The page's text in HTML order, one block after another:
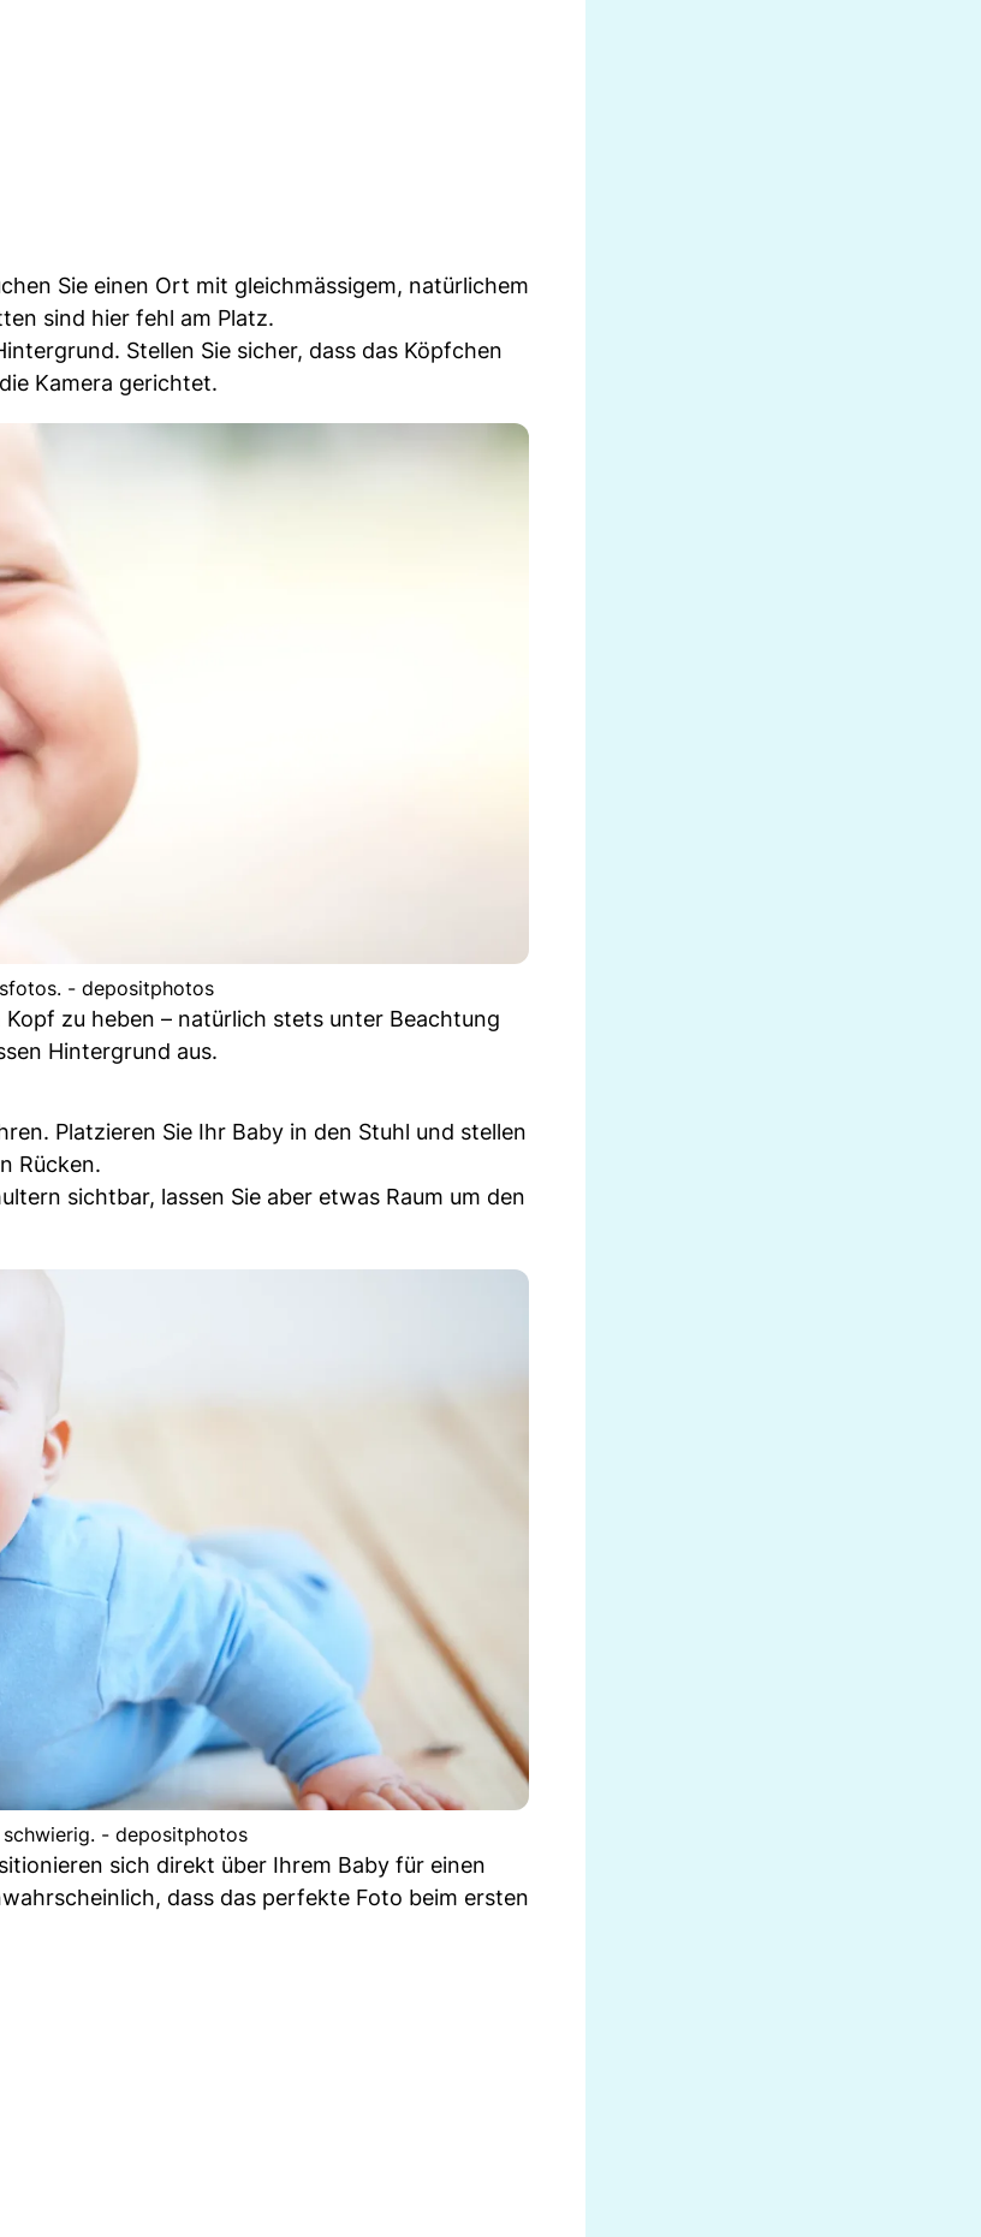
Sie einen Ort mit gleichmässigem, natürlichem
sind hier fehl am Platz.
Stellen Sie sicher, dass das Köpfchen
Kamera gerichtet.
- depositphotos
zu heben – natürlich stets unter Beachtung
Hintergrund aus.
Platzieren Sie Ihr Baby in den Stuhl und stellen
Rücken.
sichtbar, lassen Sie aber etwas Raum um den
- depositphotos
sich direkt über Ihrem Baby für einen
dass das perfekte Foto beim ersten